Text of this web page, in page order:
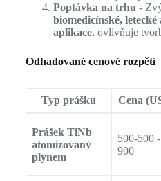
Poptávka na trhu -
biomedicínské, letecké
aplikace.ovlivňuje
Odhadované cenové rozpětí
Typ prášku Cena
Prášek TiNb
atomizovaný
plynem
500-500
900